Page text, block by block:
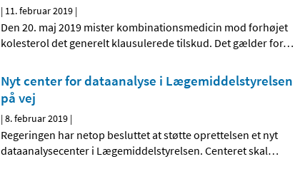
| 11. februar 2019 |
Den 20. maj 2019 mister kombinationsmedicin mod forhøjet
kolesterol det generelt klausulerede tilskud. Det gælder for…
Nyt center for dataanalyse i Lægemiddelstyrelsen
på vej
|8. februar 2019 |
Regeringen har netop besluttet at støtte oprettelsen et nyt
dataanalysecenter i Lægemiddelstyrelsen. Centeret skal…